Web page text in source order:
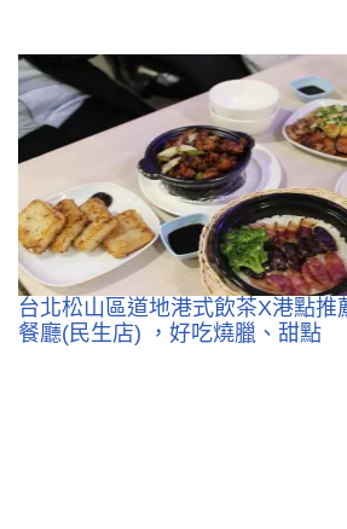
台北松山區道地港式飲茶X港點推
餐廳(民生店) ，好吃燒臘、甜點